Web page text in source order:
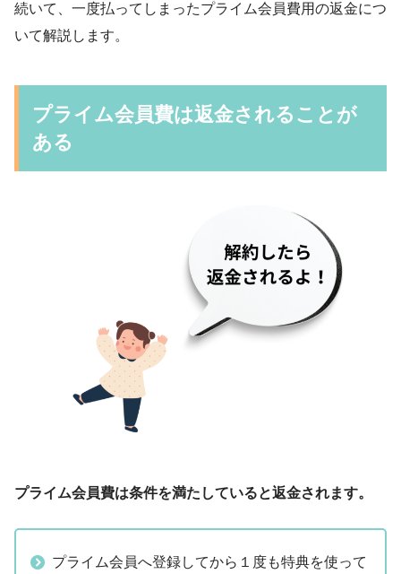
続いて、一度払ってしまったプライム会員費用の返金につ
いて解説します。
プライム会員費は返金されることが
ある
プライム会員費は条件を満たしていると返金されます。
プライム会員へ登録してから１度も特典を使って